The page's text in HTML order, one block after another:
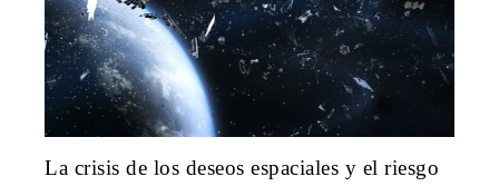
La crisis de los deseos espaciales y el riesgo